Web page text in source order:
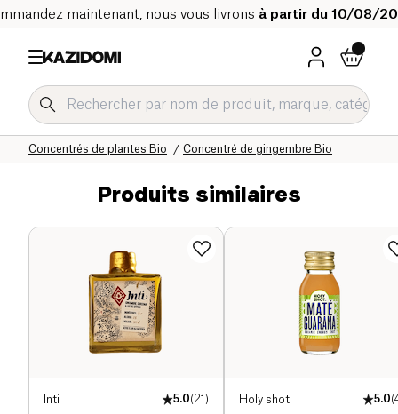
maintenant, nous vous livrons à partir du 10/08/
Concentré de gingembre Bio
Concentrés de plantes Bio
Boissons rafraichissantes et sirops Bio
Boissons Bio
Accueil
Produits similaires
Inti 5.0(21 ) Holy shot 5.0(